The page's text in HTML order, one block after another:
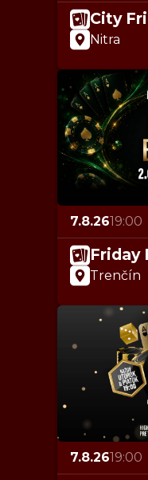
City
Nitra
7.8.2619:00
Friday
Trenčín
7.8.2619:00